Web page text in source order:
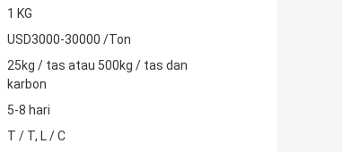
1 KG
USD3000-30000 /Ton
25kg / tas atau 500kg / tas dan
karbon
5-8 hari
T / T, L / C